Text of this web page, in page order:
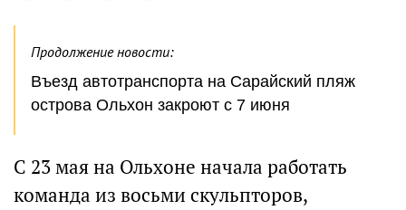
Продолжение новости:
Въезд автотранспорта на Сарайский пляж
острова Ольхон закроют с 7 июня
С 23 мая на Ольхоне начала работать
команда из восьми скульпторов,